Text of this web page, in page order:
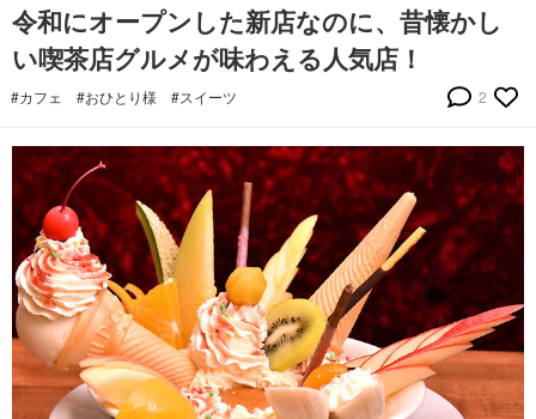
令和にオープンした新店なのに、昔懐かし
い喫茶店グルメが味わえる人気店！
#カフェ #おひとり様 #スイーツ 2